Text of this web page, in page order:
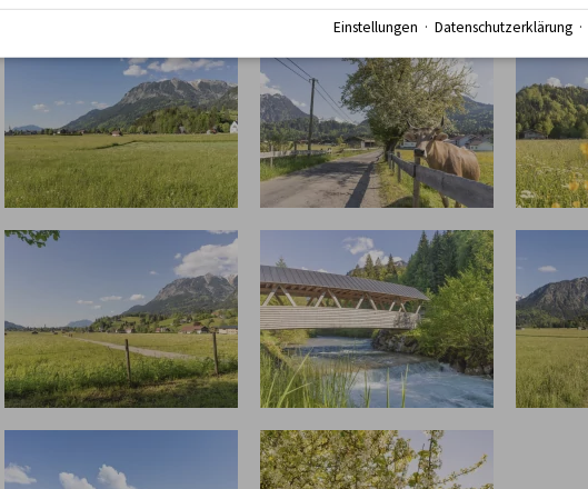
Einstellungen · Datenschutzerklärung ·